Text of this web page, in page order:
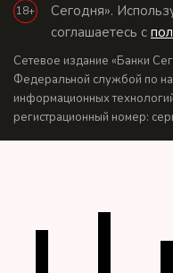
18+
Сегодня».
соглашаетесь с
Сетевое издание «Банки
Федеральной службой по
информационных
регистрационный номер: